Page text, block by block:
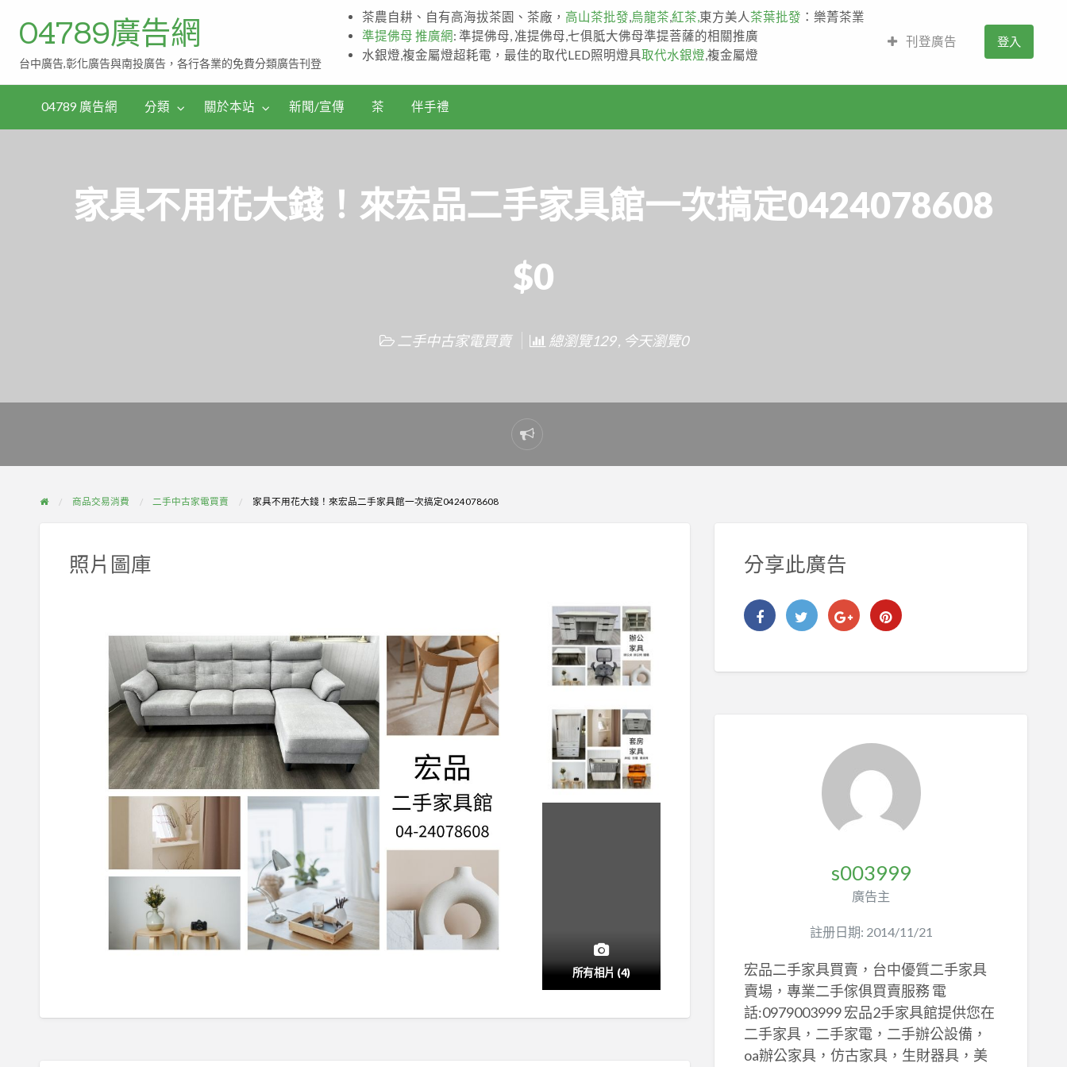
伴
手
禮
04789廣告網
台中廣告,彰化廣告與南投廣告，各行各業的免費分類廣告刊登
茶農自耕、自有高海拔茶園、茶廠， 高山茶批發 烏龍茶 紅茶, 東方美人 茶葉批發 ：樂菁茶業
準提佛母 推廣網: 準提佛母, 准提佛母,七俱胝大佛母準提菩薩的相關推廣
水銀燈,複金屬燈超耗電，最佳的取代LED照明燈具取代水銀燈 ,複金屬燈
刊登廣告 登入
04789 廣告網 分類 關於本站 新聞/宣傳 茶 伴手禮
家具不用花大錢！來宏品二手家具館一次搞定0424078608
$0
二手中古家電買賣 總瀏覽129 , 今天瀏覽0
Report
problem
商品交易消費 二手中古家電買賣 家具不用花大錢！來宏品二手家具館一次搞定0424078608
照片圖庫
所有相片 (4)
分享此廣告
s003999
廣告主
註册日期: 2014/11/21
宏品二手家具買賣，台中優質二手家具
賣場，專業二手傢俱買賣服務 電
話:0979003999 宏品2手家具館提供您在
二手家具，二手家電，二手辦公設備，
oa辦公家具，仿古家具，生財器具，美